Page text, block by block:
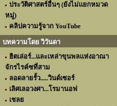
ประวัติศาสตร์อื่นๆ (ยังไม่แยกหมวด
หมู่)
คลิปความรู้จาก YouTube
บทความโดย วิวันดา
ฮิตเล่อร์...และเหล่าขุนพลแห่งอาณา
จักรไรค์ซที่สาม
ลอดลายรั้ว.....วินด์เซอร์
เลิศเลอวงศา...โรมานอฟ
เชลย